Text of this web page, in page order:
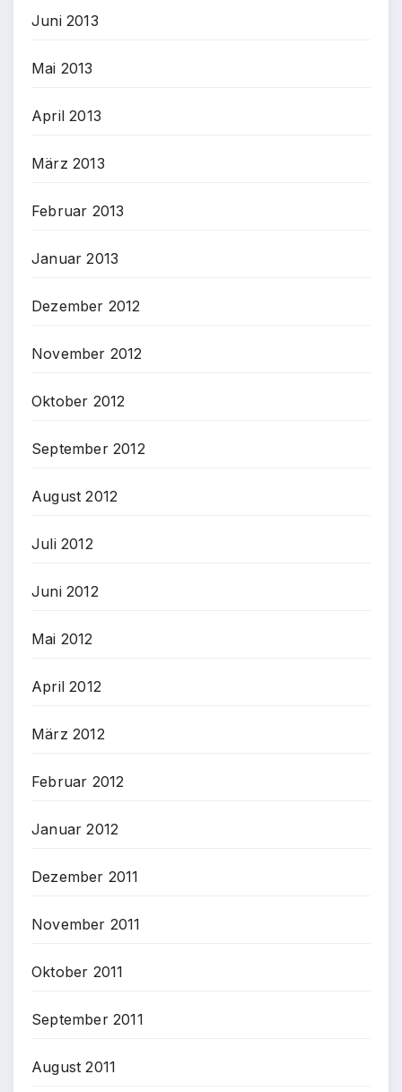
Juni 2013
Mai 2013
April 2013
März 2013
Februar 2013
Januar 2013
Dezember 2012
November 2012
Oktober 2012
September 2012
August 2012
Juli 2012
Juni 2012
Mai 2012
April 2012
März 2012
Februar 2012
Januar 2012
Dezember 2011
November 2011
Oktober 2011
September 2011
August 2011